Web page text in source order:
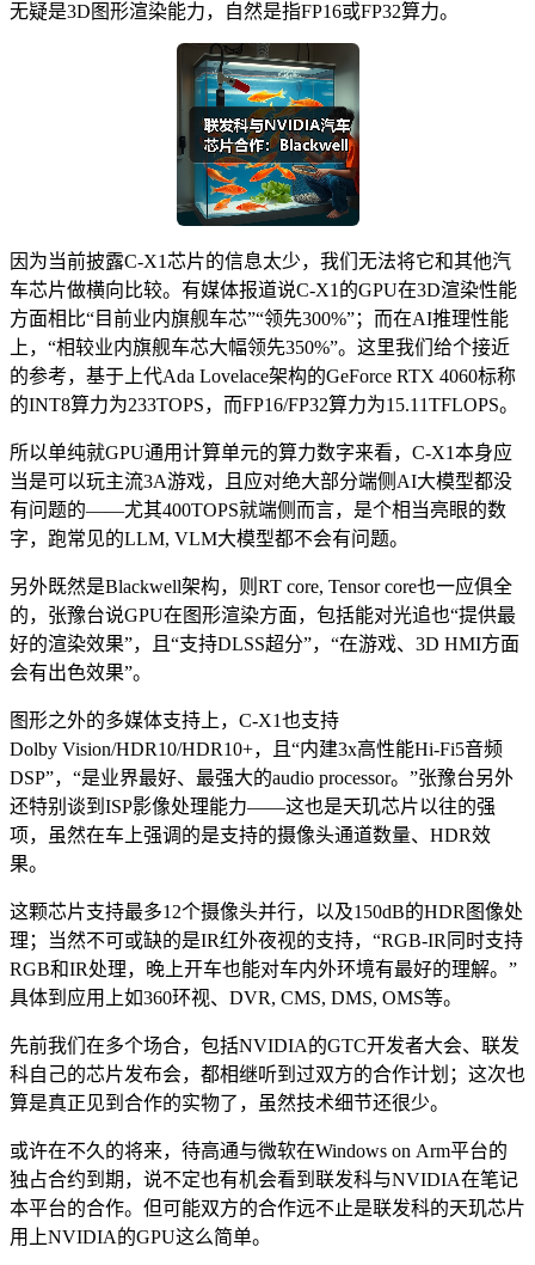
无疑是3D图形渲染能力，自然是指FP16或FP32算力。
因为当前披露C-X1芯片的信息太少，我们无法将它和其他汽
车芯片做横向比较。有媒体报道说C-X1的GPU在3D渲染性能
方面相比“目前业内旗舰车芯”“领先300%”；而在AI推理性能
上，“相较业内旗舰车芯大幅领先350%”。这里我们给个接近
的参考，基于上代Ada Lovelace架构的GeForce RTX 4060标称
的INT8算力为233TOPS，而FP16/FP32算力为15.11TFLOPS。
所以单纯就GPU通用计算单元的算力数字来看，C-X1本身应
当是可以玩主流3A游戏，且应对绝大部分端侧AI大模型都没
有问题的——尤其400TOPS就端侧而言，是个相当亮眼的数
字，跑常见的LLM, VLM大模型都不会有问题。
另外既然是Blackwell架构，则RT core, Tensor core也一应俱全
的，张豫台说GPU在图形渲染方面，包括能对光追也“提供最
好的渲染效果”，且“支持DLSS超分”，“在游戏、3D HMI方面
会有出色效果”。
图形之外的多媒体支持上，C-X1也支持
Dolby Vision/HDR10/HDR10+，且“内建3x高性能Hi-Fi5音频
DSP”，“是业界最好、最强大的audio processor。”张豫台另外
还特别谈到ISP影像处理能力——这也是天玑芯片以往的强
项，虽然在车上强调的是支持的摄像头通道数量、HDR效
果。
这颗芯片支持最多12个摄像头并行，以及150dB的HDR图像处
理；当然不可或缺的是IR红外夜视的支持，“RGB-IR同时支持
RGB和IR处理，晚上开车也能对车内外环境有最好的理解。”
具体到应用上如360环视、DVR, CMS, DMS, OMS等。
先前我们在多个场合，包括NVIDIA的GTC开发者大会、联发
科自己的芯片发布会，都相继听到过双方的合作计划；这次也
算是真正见到合作的实物了，虽然技术细节还很少。
或许在不久的将来，待高通与微软在Windows on Arm平台的
独占合约到期，说不定也有机会看到联发科与NVIDIA在笔记
本平台的合作。但可能双方的合作远不止是联发科的天玑芯片
用上NVIDIA的GPU这么简单。